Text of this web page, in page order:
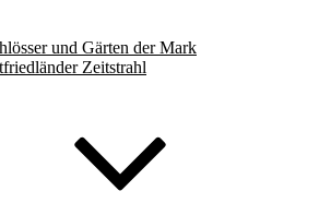
und Gärten der Mark
Zeitstrahl